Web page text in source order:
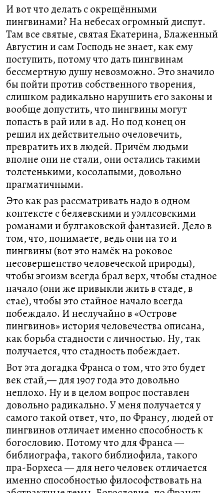
И вот что делать с окрещёнными
пингвинами? На небесах огромный диспут.
Там все святые, святая Екатерина, Блаженный
Августин и сам Господь не знает, как ему
поступить, потому что дать пингвинам
бессмертную душу невозможно. Это значило
бы пойти против собственного творения,
слишком радикально нарушить его законы и
вообще допустить, что пингвины могут
попасть в рай или в ад. Но под конец он
решил их действительно очеловечить,
превратить их в людей. Причём людьми
вполне они не стали, они остались такими
толстенькими, косолапыми, довольно
прагматичными.
Это как раз рассматривать надо в одном
контексте с беляевскими и уэллсовскими
романами и булгаковской фантазией. Дело в
том, что, понимаете, ведь они на то и
пингвины (вот это намёк на роковое
несовершенство человеческой природы),
чтобы эгоизм всегда брал верх, чтобы стадное
начало (они же привыкли жить в стаде, в
стае), чтобы это стайное начало всегда
побеждало. И неслучайно в «Острове
пингвинов» история человечества описана,
как борьба стадности с личностью. Ну, так
получается, что стадность побеждает.
Вот эта догадка Франса о том, что это будет
век стай,— для 1907 года это довольно
неплохо. Ну и в целом вопрос поставлен
довольно радикально. У меня получается у
самого такой ответ, что, по Франсу, людей от
пингвинов отличает именно способность к
богословию. Потому что для Франса —
библиографа, такого библиофила, такого
пра-Борхеса — для него человек отличается
именно способностью философствовать на